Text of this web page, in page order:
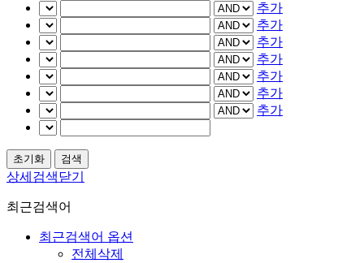
추가
추가
추가
추가
추가
추가
추가
상세검색닫기
최근검색어
최근검색어 옵션
전체삭제